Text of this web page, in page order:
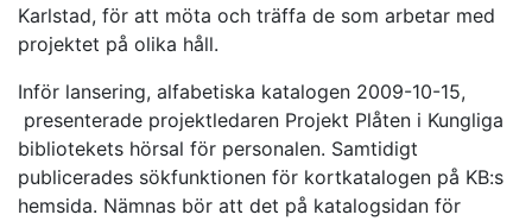
Karlstad, för att möta och träffa de som arbetar med
projektet på olika håll.
Inför lansering, alfabetiska katalogen 2009-10-15,
presenterade projektledaren Projekt Plåten i Kungliga
bibliotekets hörsal för personalen. Samtidigt
publicerades sökfunktionen för kortkatalogen på KB:s
hemsida. Nämnas bör att det på katalogsidan för